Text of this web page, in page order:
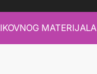
MATERIJALA